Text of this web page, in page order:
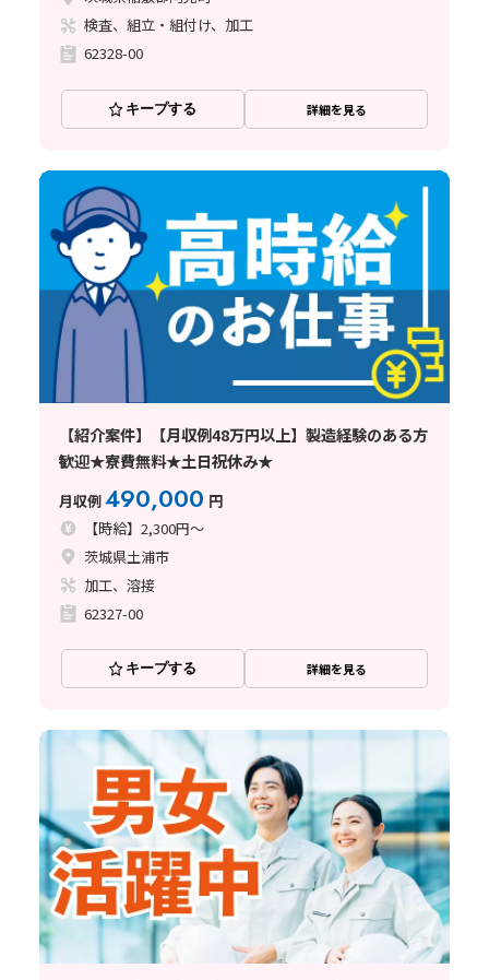
検査、組立・組付け、加工
62328-00
キープする 詳細を見る
【紹介案件】【月収例48万円以上】製造経験のある方
歓迎★寮費無料★土日祝休み★
月収例490,000 円
【時給】2,300円～
茨城県土浦市
加工、溶接
62327-00
キープする 詳細を見る